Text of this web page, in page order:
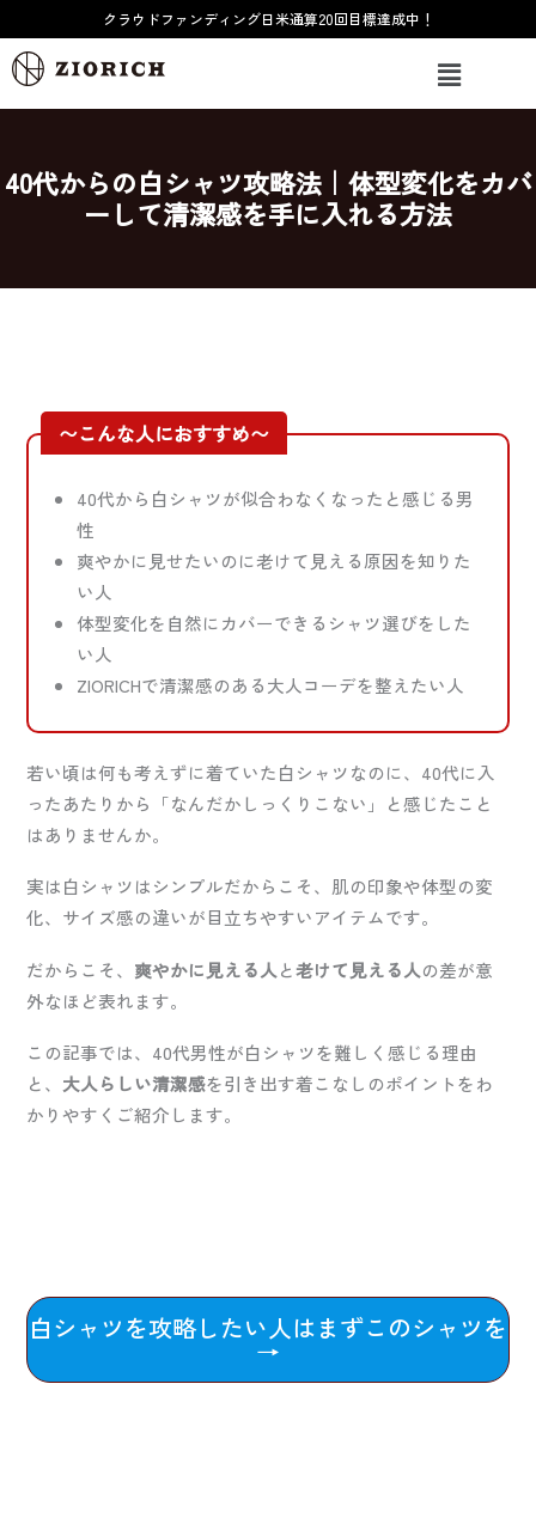
容
を
ス
ッ
プ
クラウドファンディング日米通算20回目標達成中！
メ
ニ
ュ
40代からの白シャツ攻略法｜体型変化をカバ
ーして清潔感を手に入れる方法
〜こんな人におすすめ〜
40代から白シャツが似合わなくなったと感じる男
性
爽やかに見せたいのに老けて見える原因を知りた
い人
体型変化を自然にカバーできるシャツ選びをした
い人
ZIORICHで清潔感のある大人コーデを整えたい人
若い頃は何も考えずに着ていた白シャツなのに、40代に入
ったあたりから「なんだかしっくりこない」と感じたこと
はありませんか。
実は白シャツはシンプルだからこそ、肌の印象や体型の変
化、サイズ感の違いが目立ちやすいアイテムです。
だからこそ、 爽やかに見える人と老けて見える人の差が意
外なほど表れます。
この記事では、40代男性が白シャツを難しく感じる理由
と、 大人らしい清潔感を引き出す着こなしのポイントをわ
かりやすくご紹介します。
白シャツを攻略したい人はまずこのシャツを
→